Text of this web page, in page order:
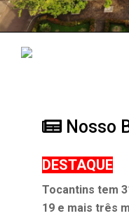
Nosso
DESTAQUE
Tocantins tem
19 e mais três